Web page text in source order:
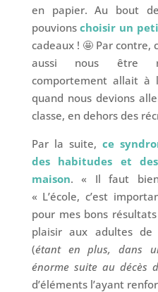
en papier. Au bout
pouvionschoisir un
cadeaux ! 🤩 Par contre,
aussi nous être
comportement allait à
quand nous devions
classe, en dehors des
Par la suite, ce
des habitudes et
maison. « Il faut bien
« L’école, c’est
pour mes bons
plaisir aux adultes de
(étant en plus, dans
énorme suite au décès
d’éléments l’ayant